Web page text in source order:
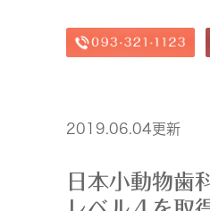
2019.06.04更新
日本小動物歯